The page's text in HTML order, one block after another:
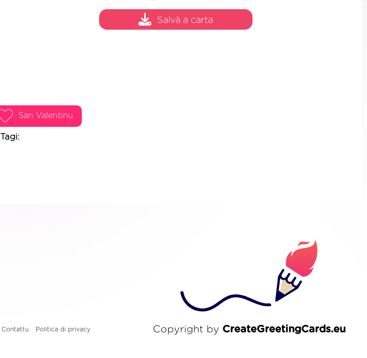
San Valentinu
Tagi:
Salvà a carta
Contattu Politica di privacy Copyright by CreateGreetingCards.eu